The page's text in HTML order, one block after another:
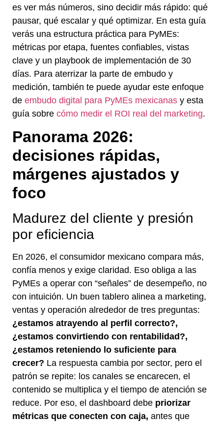
es ver más números, sino decidir más rápido: qué
pausar, qué escalar y qué optimizar. En esta guía
verás una estructura práctica para PyMEs:
métricas por etapa, fuentes confiables, vistas
clave y un playbook de implementación de 30
días. Para aterrizar la parte de embudo y
medición, también te puede ayudar este enfoque
de embudo digital para PyMEs mexicanas y esta
guía sobre cómo medir el ROI real del marketing.
Panorama 2026:
decisiones rápidas,
márgenes ajustados y
foco
Madurez del cliente y presión
por eficiencia
En 2026, el consumidor mexicano compara más,
confía menos y exige claridad. Eso obliga a las
PyMEs a operar con “señales” de desempeño, no
con intuición. Un buen tablero alinea a marketing,
ventas y operación alrededor de tres preguntas:
¿estamos atrayendo al perfil correcto?,
¿estamos convirtiendo con rentabilidad?,
¿estamos reteniendo lo suficiente para
crecer? La respuesta cambia por sector, pero el
patrón se repite: los canales se encarecen, el
contenido se multiplica y el tiempo de atención se
reduce. Por eso, el dashboard debe priorizar
métricas que conecten con caja, antes que